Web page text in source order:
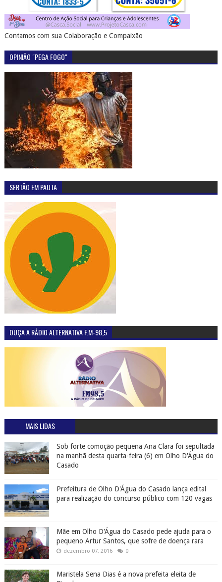
Contamos com sua Colaboração e Compaixão
OPINIÃO "PEGA FOGO"
SERTÃO EM PAUTA
OUÇA A RÁDIO ALTERNATIVA F.M-98,5
MAIS LIDAS
Sob forte comoção pequena Ana Clara foi sepultada
na manhã desta quarta-feira (6) em Olho D'Água do
Casado
Prefeitura de Olho D'Água do Casado lança edital
para realização do concurso público com 120 vagas
Mãe em Olho D'Água do Casado pede ajuda para o
pequeno Artur Santos, que sofre de doença rara
dezembro 07, 2016 0
Maristela Sena Dias é a nova prefeita eleita de